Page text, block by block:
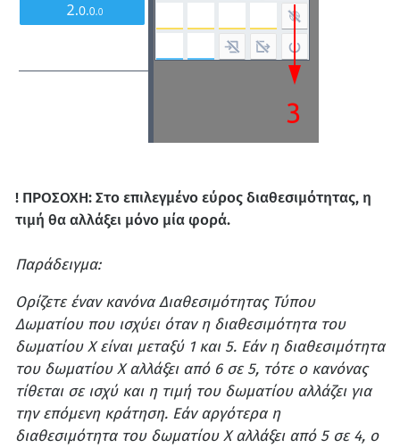
! ΠΡΟΣΟΧΗ: Στο επιλεγμένο εύρος διαθεσιμότητας, η
τιμή θα αλλάξει μόνο μία φορά.
Παράδειγμα:
Ορίζετε έναν κανόνα Διαθεσιμότητας Τύπου
Δωματίου που ισχύει όταν η διαθεσιμότητα του
δωματίου Χ είναι μεταξύ 1 και 5. Εάν η διαθεσιμότητα
του δωματίου Χ αλλάξει από 6 σε 5, τότε ο κανόνας
τίθεται σε ισχύ και η τιμή του δωματίου αλλάζει για
την επόμενη κράτηση. Εάν αργότερα η
διαθεσιμότητα του δωματίου Χ αλλάξει από 5 σε 4, ο